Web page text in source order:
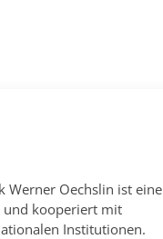
Werner Oechslin ist eine
und kooperiert mit
Institutionen.